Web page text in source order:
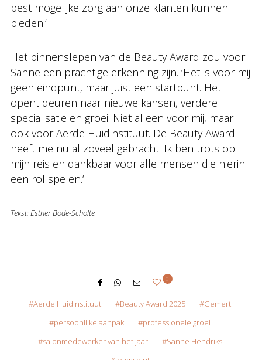
best mogelijke zorg aan onze klanten kunnen
bieden.’
Het binnenslepen van de Beauty Award zou voor
Sanne een prachtige erkenning zijn. ‘Het is voor mij
geen eindpunt, maar juist een startpunt. Het
opent deuren naar nieuwe kansen, verdere
specialisatie en groei. Niet alleen voor mij, maar
ook voor Aerde Huidinstituut. De Beauty Award
heeft me nu al zoveel gebracht. Ik ben trots op
mijn reis en dankbaar voor alle mensen die hierin
een rol spelen.’
Tekst: Esther Bode-Scholte
0
Aerde Huidinstituut Beauty Award 2025
Gemert
persoonlijke aanpak
professionele groei
salonmedewerker van het jaar
Sanne Hendriks